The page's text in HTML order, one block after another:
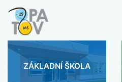
ZÁKLADNÍ ŠKOLA